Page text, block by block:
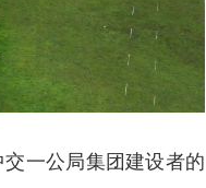
一公局集团建设者的